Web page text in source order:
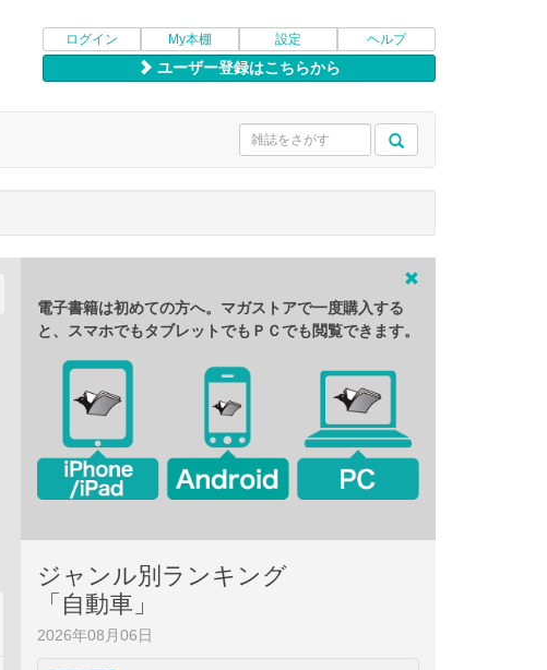
ログイン My本棚 設定 ヘルプ
ユーザー登録はこちらから
電子書籍は初めての方へ。マガストアで一度購入する
と、スマホでもタブレットでもＰＣでも閲覧できます。
ジャンル別ランキング
「自動車」
2026年08月06日